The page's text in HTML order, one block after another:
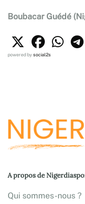
Boubacar Guédé
powered bysocial2s
A propos de
Qui sommes-nous ?